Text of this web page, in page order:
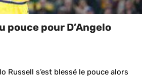
pouce pour D’Angelo
Russell s’est blessé le pouce alors